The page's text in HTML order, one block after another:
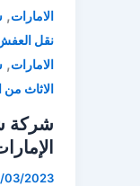
الامارات,
نقل
الامارات,
الاثاث من
شركة
الإمارات
03/2023